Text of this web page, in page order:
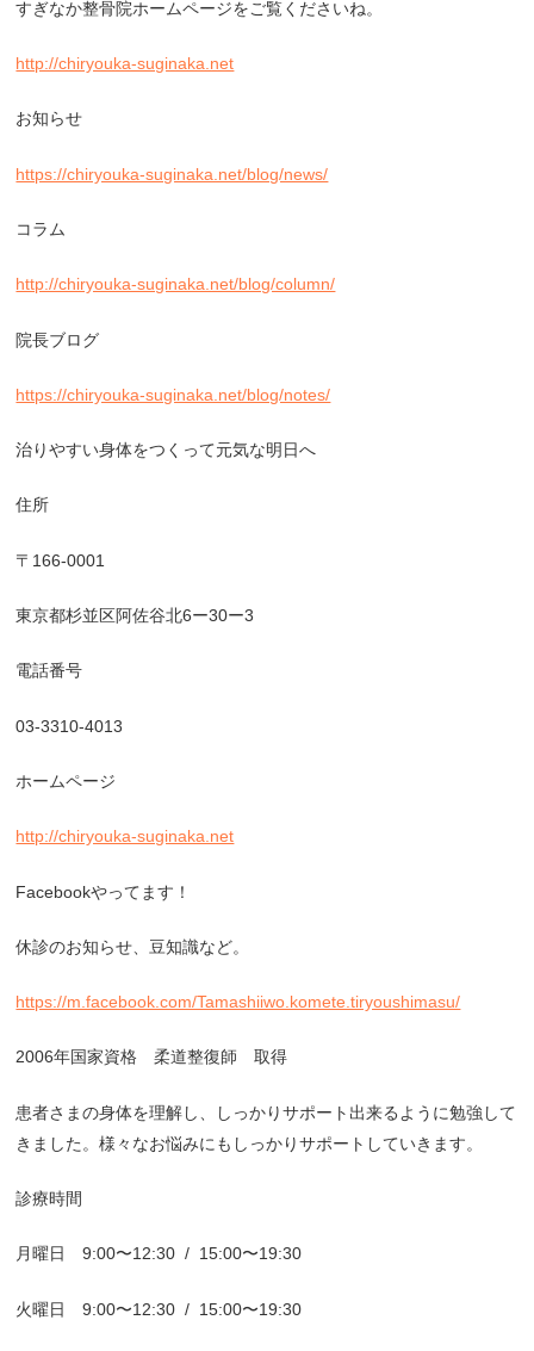
すぎなか整骨院ホームページをご覧くださいね。
http://chiryouka-suginaka.net
お知らせ
https://chiryouka-suginaka.net/blog/news/
コラム
http://chiryouka-suginaka.net/blog/column/
院長ブログ
https://chiryouka-suginaka.net/blog/notes/
治りやすい身体をつくって元気な明日へ
住所
〒 166-0001
東京都杉並区阿佐谷北6ー30ー3
電話番号
03-3310-4013
ホームページ
http://chiryouka-suginaka.net
Facebookやってます！
休診のお知らせ、豆知識など。
https://m.facebook.com/Tamashiiwo.komete.tiryoushimasu/
2006年国家資格 柔道整復師 取得
患者さまの身体を理解し、しっかりサポート出来るように勉強して
きました。様々なお悩みにもしっかりサポートしていきます。
診療時間
月曜日9:00〜12:30 / 15:00〜19:30
火曜日9:00〜12:30 / 15:00〜19:30